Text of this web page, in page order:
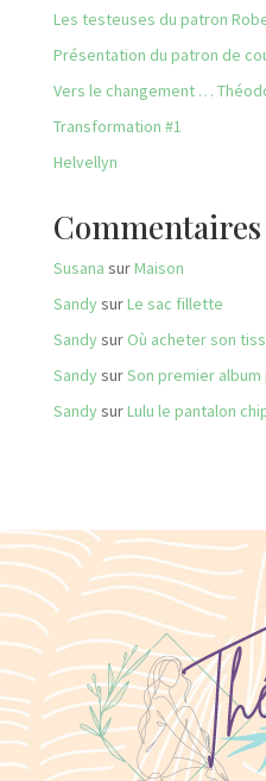
Les testeuses du patron
Présentation du patron de
Vers le changement …
Transformation #1
Helvellyn
Susana surMaison
SandysurLe sac fillette
Sandysur Où acheter son
SandysurSon premier
SandysurLulu le pantalon